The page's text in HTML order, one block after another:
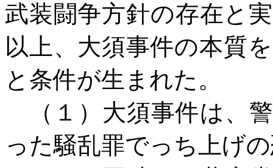
武装闘争方針の存在と
以上、大須事件の本質
と条件が生まれた。
（１）大須事件は、
った騒乱罪でっち上げ